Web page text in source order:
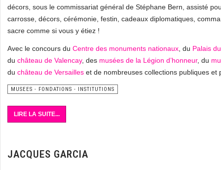
décors, sous le commissariat général de Stéphane Bern, assisté
carrosse, décors, cérémonie, festin, cadeaux diplomatiques,
sacre comme si vous y étiez !
Avec le concours du Centre des monuments nationaux , du Palais
du château de Valencay, des musées de la Légion d’honneur, du
du château de Versailles et de nombreuses collections publiques
MUSEES - FONDATIONS - INSTITUTIONS
LIRE LA SUITE...
JACQUES GARCIA